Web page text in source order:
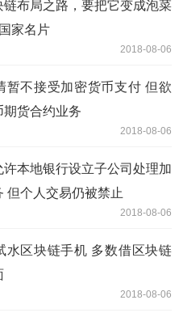
链布局之路，要把它变成泡菜
家名片
2018-08-06
暂不接受加密货币支付 但欲
期货合约业务
2018-08-06
许本地银行设立子公司处理加
但个人交易仍被禁止
2018-08-06
水区块链手机 多数借区块链
2018-08-06